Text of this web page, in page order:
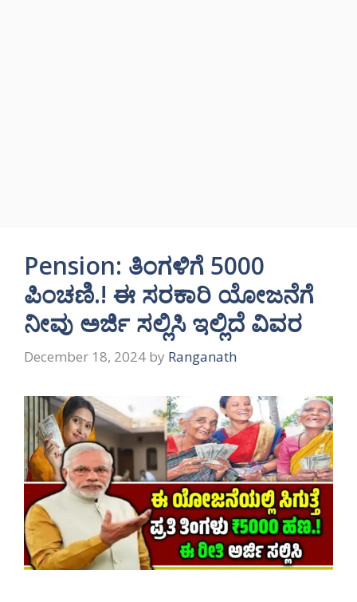
Pension: ತಿಂಗಳಿಗೆ 5000
ಪಿಂಚಣಿ.! ಈ ಸರಕಾರಿ ಯೋಜನೆಗೆ
ನೀವು ಅರ್ಜಿ ಸಲ್ಲಿಸಿ ಇಲ್ಲಿದೆ ವಿವರ
December 18, 2024 by Ranganath